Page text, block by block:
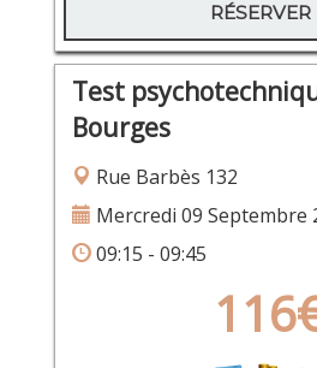
RÉSERVER
Test
Bourges
Rue Barbès 132
Mercredi 09 Septembre
09:15 - 09:45